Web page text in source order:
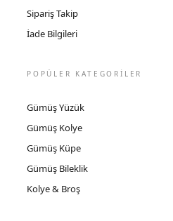
Sipariş Takip
İade Bilgileri
POPÜLER KATEGORİLER
Gümüş Yüzük
Gümüş Kolye
Gümüş Küpe
Gümüş Bileklik
Kolye & Broş